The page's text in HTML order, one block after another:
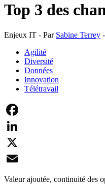
Top 3 des
Enjeux IT - Par Sabine Terrey
Agilité
Diversité
Données
Innovation
Télétravail
Facebook
LinkedIn
X
Email
Valeur ajoutée, continuité des